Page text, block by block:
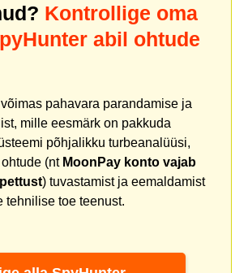
Kontrollige oma
abil ohtude
pahavara parandamise ja
mille eesmärk on pakkuda
põhjalikku turbeanalüüsi,
(nt MoonPay konto vajab
) tuvastamist ja eemaldamist
tehnilise toe teenust.